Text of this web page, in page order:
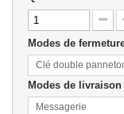
Modes de
Clé double
Modes de livraison
Messagerie